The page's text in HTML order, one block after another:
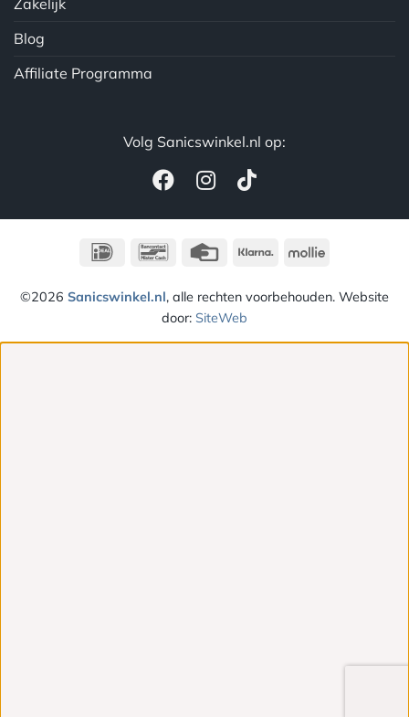
Zakelijk
Blog
Affiliate Programma
Volg Sanicswinkel.nl op:
IDeal BancontactCredit
Klarna Mollie
©2026 Sanicswinkel.nl, alle rechten voorbehouden. Website
door: SiteWeb